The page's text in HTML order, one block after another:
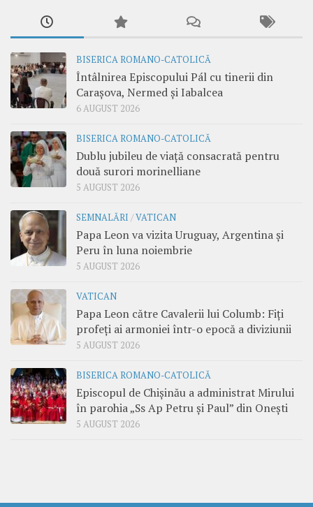
BISERICA ROMANO-CATOLICĂ
Întâlnirea Episcopului Pál cu tinerii din
Carașova, Nermed și Iabalcea
6 AUGUST 2026
BISERICA ROMANO-CATOLICĂ
Dublu jubileu de viață consacrată pentru
două surori morinelliane
5 AUGUST 2026
SEMNALĂRI /VATICAN
Papa Leon va vizita Uruguay, Argentina și
Peru în luna noiembrie
5 AUGUST 2026
VATICAN
Papa Leon către Cavalerii lui Columb: Fiți
profeți ai armoniei într-o epocă a diviziunii
5 AUGUST 2026
BISERICA ROMANO-CATOLICĂ
Episcopul de Chișinău a administrat Mirului
în parohia „Ss Ap Petru și Paul” din Onești
5 AUGUST 2026